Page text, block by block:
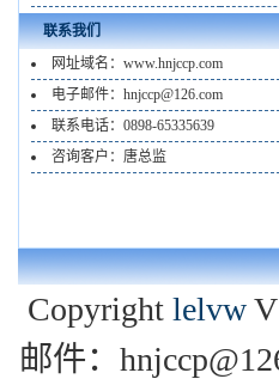
联系我们
网址域名：www.hnjccp.com
电子邮件：hnjccp@126.com
联系电话：0898-65335639
咨询客户：唐总监
Copyright lelvw
邮件：